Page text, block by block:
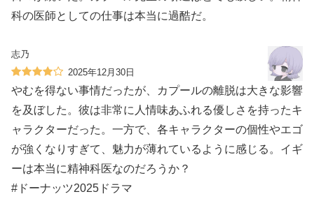
科の医師としての仕事は本当に過酷だ。
志乃
2025年12月30日
やむを得ない事情だったが、カプールの離脱は大きな影響
を及ぼした。彼は非常に人情味あふれる優しさを持ったキ
ャラクターだった。一方で、各キャラクターの個性やエゴ
が強くなりすぎて、魅力が薄れているように感じる。イギ
ーは本当に精神科医なのだろうか？
#ドーナッツ2025ドラマ